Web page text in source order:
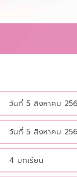
วันที่ 5 สิงหาคม
วันที่ 5 สิงหาคม
4 บทเรียน